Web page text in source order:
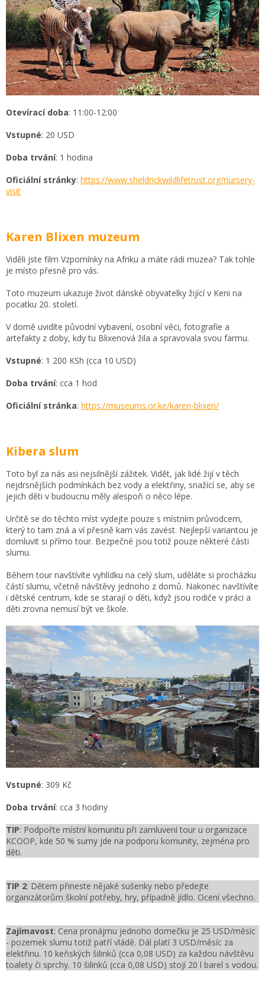
Otevírací doba: 11:00-12:00
Vstupné: 20 USD
Doba trvání: 1 hodina
Oficiální stránky: https://www.sheldrickwildlifetrust.org/nursery-
visit
Karen Blixen muzeum
Viděli jste film Vzpomínky na Afriku a máte rádi muzea? Tak tohle
je místo přesně pro vás.
Toto muzeum ukazuje život dánské obyvatelky žijící v Keni na
pocatku 20. století.
V domě uvidíte původní vybavení, osobní věci, fotografie a
artefakty z doby, kdy tu Blixenová žila a spravovala svou farmu.
Vstupné: 1 200 KSh (cca 10 USD)
Doba trvání: cca 1 hod
Oficiální stránka: https://museums.or.ke/karen-blixen/
Kibera slum
Toto byl za nás asi nejsilnější zážitek. Vidět, jak lidé žijí v těch
nejdrsnějších podmínkách bez vody a elektřiny, snažící se, aby se
jejich děti v budoucnu měly alespoň o něco lépe.
Určitě se do těchto míst vydejte pouze s místním průvodcem,
který to tam zná a ví přesně kam vás zavést. Nejlepší variantou je
domluvit si přímo tour. Bezpečné jsou totiž pouze některé části
slumu.
Během tour navštívíte vyhlídku na celý slum, uděláte si procházku
částí slumu, včetně návštěvy jednoho z domů. Nakonec navštívíte
i dětské centrum, kde se starají o děti, když jsou rodiče v práci a
děti zrovna nemusí být ve škole.
Vstupné: 309 Kč
Doba trvání: cca 3 hodiny
TIP: Podpořte místní komunitu při zamluvení tour u organizace
KCOOP, kde 50 % sumy jde na podporu komunity, zejména pro
děti.
TIP 2: Dětem přineste nějaké sušenky nebo předejte
organizátorům školní potřeby, hry, případně jídlo. Ocení všechno.
Zajímavost: Cena pronájmu jednoho domečku je 25 USD/měsíc
- pozemek slumu totiž patří vládě. Dál platí 3 USD/měsíc za
elektřinu. 10 keňských šilinků (cca 0,08 USD) za každou návštěvu
toalety či sprchy. 10 šilinků (cca 0,08 USD) stojí 20 l barel s vodou.